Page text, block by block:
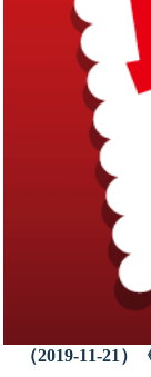
（2019-11-21